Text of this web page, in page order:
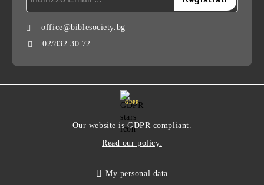
office@biblesociety.bg
02/832 30 72
GDPR
Our website is GDPR compliant.
Read our policy.
My personal data